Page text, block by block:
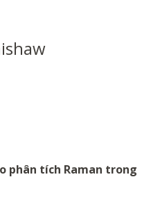
phân tích Raman trong